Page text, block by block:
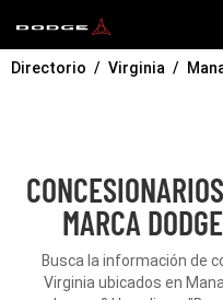
Directorio Virginia
MARCA
Busca la información de
Virginia ubicados en